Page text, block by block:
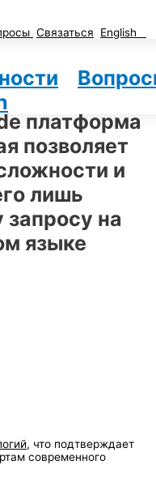
Связаться English
приложения
платформа
позволяет
и
лишь
на
языке
, что подтверждает
современного